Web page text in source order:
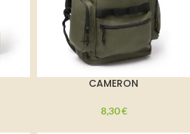
CAMERON
8,30€